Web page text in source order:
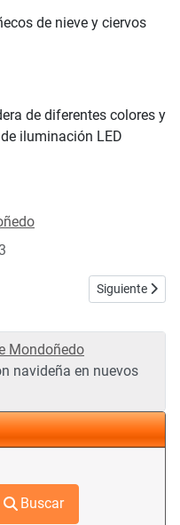
de nieve y ciervos
de diferentes colores y
iluminación LED
para participar en la IV
Artículo
Siguiente
Mondoñedo
navideña en nuevos
Buscar